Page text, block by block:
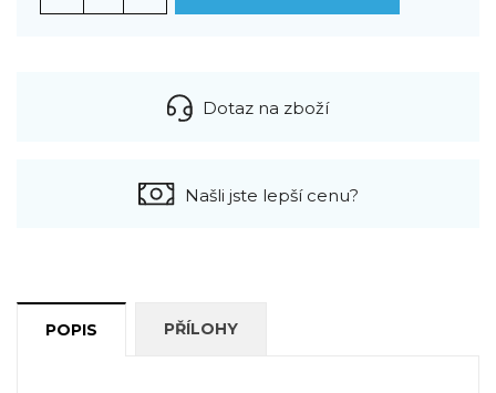
Dotaz na zboží
Našli jste lepší cenu?
POPIS PŘÍLOHY